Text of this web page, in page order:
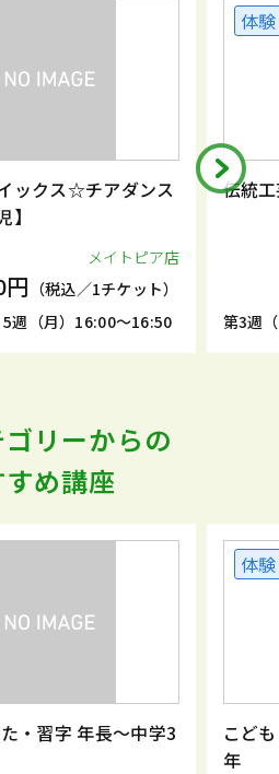
ックス☆チアダンス
メイトピア店
（税込／1チケット）
週（月）16:00～16:50
体験
伝統
第3週
リーからの
め講座
・習字 年長～中学3
体験
こど
年